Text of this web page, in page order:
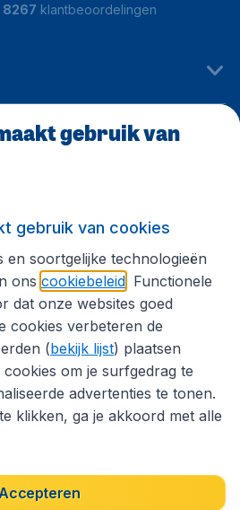
8267 klantbeoordelingen
Privacybeleid
gebruik van
gebruik van cookies
en soortgelijke technologieën
ons cookiebeleid . Functionele
dat onze websites goed
cookies verbeteren de
(bekijk lijst) plaatsen
om je surfgedrag te
advertenties te tonen.
klikken, ga je akkoord met alle